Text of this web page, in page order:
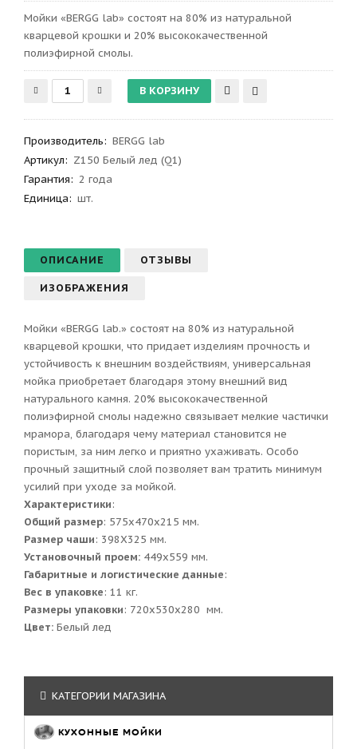
Мойки «BERGG lab» состоят на 80% из натуральной
кварцевой крошки и 20% высококачественной
полиэфирной смолы.
Производитель: BERGG lab
Артикул: Z150 Белый лед (Q1)
Гарантия: 2 года
Единица: шт.
ОПИСАНИЕ ОТЗЫВЫ
ИЗОБРАЖЕНИЯ
Мойки «BERGG lab.» состоят на 80% из натуральной
кварцевой крошки, что придает изделиям прочность и
устойчивость к внешним воздействиям, универсальная
мойка приобретает благодаря этому внешний вид
натурального камня. 20% высококачественной
полиэфирной смолы надежно связывает мелкие частички
мрамора, благодаря чему материал становится не
пористым, за ним легко и приятно ухаживать. Особо
прочный защитный слой позволяет вам тратить минимум
усилий при уходе за мойкой.
Характеристики:
Общий размер: 575x470x215 мм.
Размер чаши: 398Х325 мм.
Установочный проем: 449x559 мм.
Габаритные и логистические данные:
Вес в упаковке: 11 кг.
Размеры упаковки: 720x530x280 мм.
Цвет: Белый лед
КАТЕГОРИИ МАГАЗИНА
КУХОННЫЕ МОЙКИ